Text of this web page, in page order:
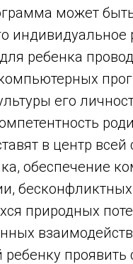
может
индивидуальное
ребенка
его
в центр всей
обеспечение
природных
проявить